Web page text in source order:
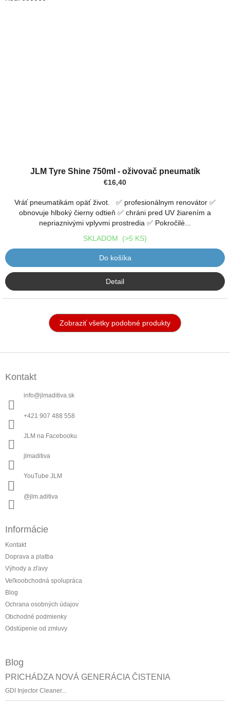
JLM Tyre Shine 750ml - oživovač pneumatík
€16,40
Vráť pneumatikám opäť život. ✅ profesionálnym renovátor ✅
obnovuje hlboký čierny odtieň ✅ chráni pred UV žiarením a
nepriaznivými vplyvmi prostredia ✅ Pokročilé...
SKLADOM (>5 KS)
Do košíka
Detail
Zobraziť všetky podobné produkty
Kontakt
info@jlmaditiva.sk
+421 907 488 558
JLM na Facebooku
jlmaditiva
YouTube JLM
@jlm.aditiva
Informácie
Kontakt
Doprava a platba
Výhody a zľavy
Veľkoobchodná spolupráca
Blog
Ochrana osobných údajov
Obchodné podmienky
Odstúpenie od zmluvy
Blog
PRICHÁDZA NOVÁ GENERÁCIA ČISTENIA
GDI Injector Cleaner...